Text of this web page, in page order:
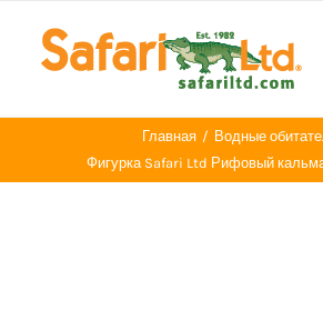
content
Главная
Водные
Фигурка Safari Ltd Рифовый